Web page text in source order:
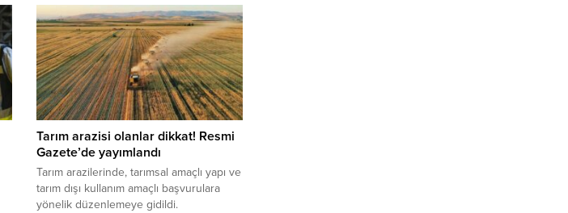
politikaların uygulanmaya devam
edeceğini belirtti.
Tarım arazisi olanlar dikkat! Resmi
Gazete’de yayımlandı
Tarım arazilerinde, tarımsal amaçlı yapı ve
tarım dışı kullanım amaçlı başvurulara
yönelik düzenlemeye gidildi.